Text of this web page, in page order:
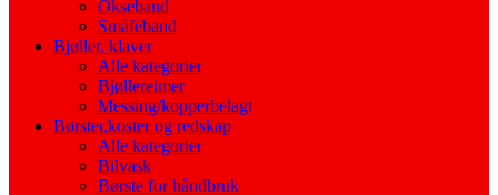
Okseband
Småfeband
Bjøller, klaver
Alle kategorier
Bjøllereimer
Messing/kopperbelagt
Børster,koster og redskap
Alle kategorier
Bilvask
Børste for håndbruk